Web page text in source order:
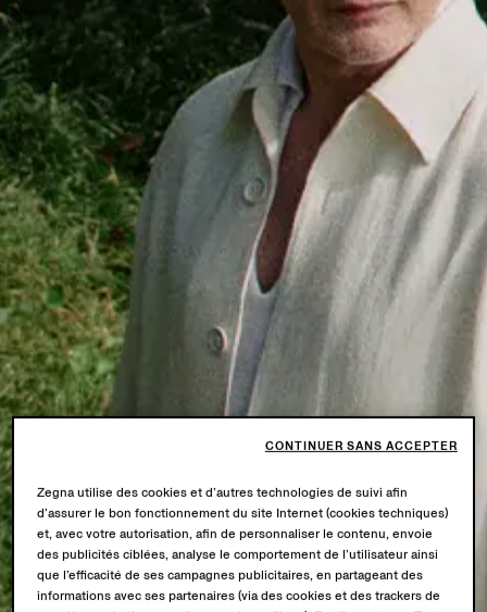
Zegna utilise des cookies et d’autres technologies de suivi afin
d’assurer le bon fonctionnement du site Internet (cookies techniques)
et, avec votre autorisation, afin de personnaliser le contenu, envoie
des publicités ciblées, analyse le comportement de l’utilisateur ainsi
que l’efficacité de ses campagnes publicitaires, en partageant des
informations avec ses partenaires (via des cookies et des trackers de
CONTINUER SANS ACCEPTER